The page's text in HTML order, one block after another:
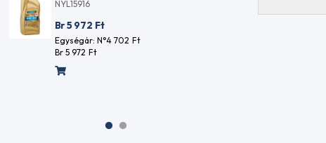
1L
Br 6 326 Ft
Egységár: N°4 981
Br 6 326